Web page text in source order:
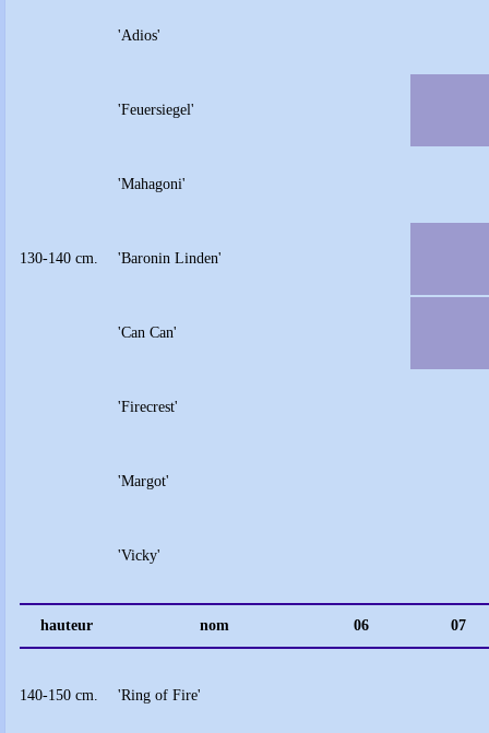
'Adios'
'Feuersiegel'
'Mahagoni'
130-140 cm. 'Baronin Linden'
'Can Can'
'Firecrest'
'Margot'
'Vicky'
hauteur nom 06 07
140-150 cm. 'Ring of Fire'